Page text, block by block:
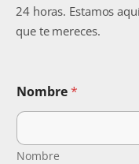
24 horas. Estamos
que te mereces.
Nombre*
Nombre